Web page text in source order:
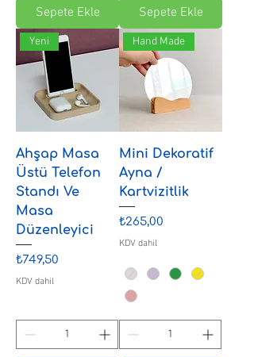
Sepete Ekle Sepete Ekle
Yeni
Ahşap Masa
Üstü Telefon
Standı Ve
Masa
Düzenleyici
Fiyat
₺749,50
KDV dahil
Hand Made
Mini Dekoratif
Ayna /
Kartvizitlik
Fiyat
₺265,00
KDV dahil